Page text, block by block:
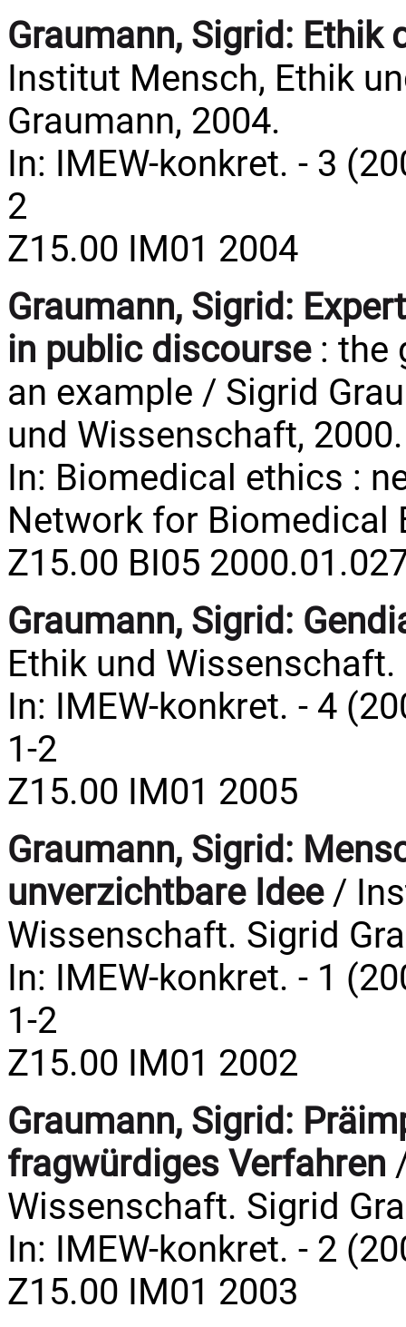
Graumann, Sigrid: Ethik
Institut Mensch, Ethik
Graumann, 2004.
In: IMEW-konkret. - 3
2
Z15.00 IM01 2004
Graumann, Sigrid:
in public discourse: the
an example / Sigrid
und Wissenschaft, 2000.
In: Biomedical ethics :
Network for Biomedical
Z15.00 BI05
Graumann, Sigrid:
Ethik und
In: IMEW-konkret. - 4
1-2
Z15.00 IM01 2005
Graumann, Sigrid:
unverzichtbare Idee/
Wissenschaft. Sigrid
In: IMEW-konkret. - 1
1-2
Z15.00 IM01 2002
Graumann, Sigrid:
fragwürdiges Verfahren
Wissenschaft. Sigrid
In: IMEW-konkret. - 2
Z15.00 IM01 2003